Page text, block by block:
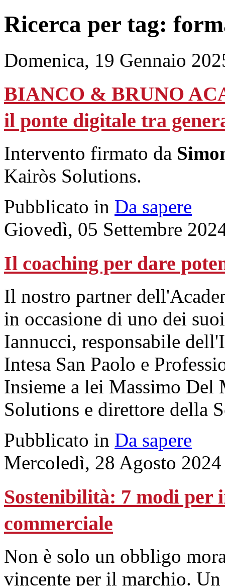
Ricerca per tag:
Domenica, 19 Gennaio
BIANCO & BRUNO
il ponte digitale tra
Intervento firmato da
Kairòs Solutions.
Pubblicato in Da sapere
Giovedì, 05 Settembre
Il coaching per dare
Il nostro partner
in occasione di uno dei
Iannucci, responsabile
Intesa San Paolo e
Insieme a lei Massimo
Solutions e direttore della
Pubblicato in Da sapere
Mercoledì, 28 Agosto
Sostenibilità: 7 modi per
commerciale
Non è solo un obbligo
vincente per il marchio.